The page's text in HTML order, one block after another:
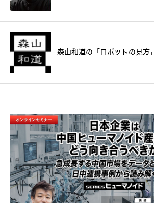
森山和道の「ロボットの見方」